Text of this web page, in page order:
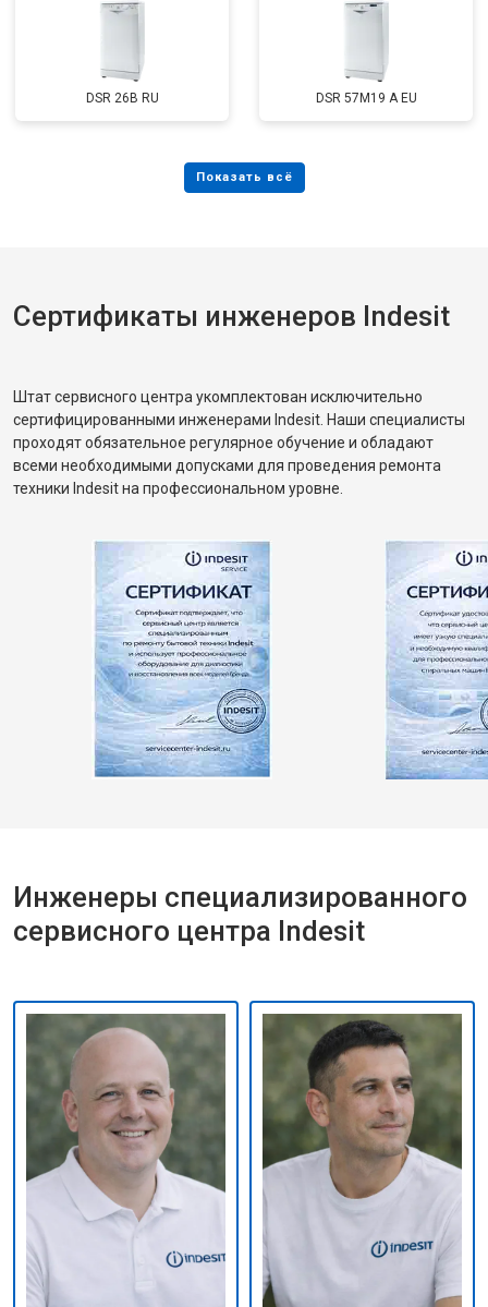
DSR 26B RU DSR 57M19 A EU
Сертификаты инженеров Indesit
Штат сервисного центра укомплектован исключительно
сертифицированными инженерами Indesit. Наши специалисты
проходят обязательное регулярное обучение и обладают
всеми необходимыми допусками для проведения ремонта
техники Indesit на профессиональном уровне.
Инженеры специализированного
сервисного центра Indesit